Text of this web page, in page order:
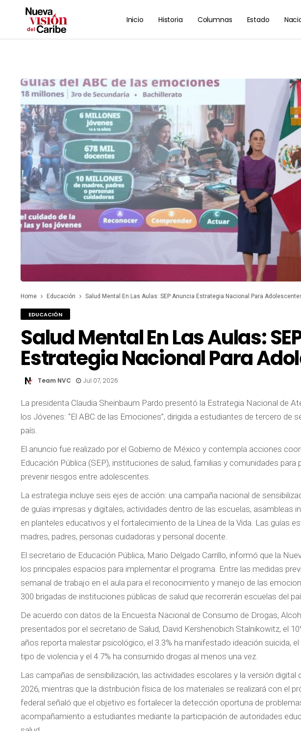
Inicio Historia Columnas Estado
Home Educación Salud Mental En Las Aulas: SEP Anuncia Estrategia Nacional Para
EDUCACIÓN
Salud Mental En Las Aulas:
Estrategia Nacional Para
Team NVC Jul 07, 2026
La presidenta Claudia Sheinbaum Pardo presentó la Estrategia Nacional de
los Jóvenes: “El ABC de las Emociones”, dirigida a estudiantes de tercero de
país.
El anuncio fue realizado por el Gobierno de México y contempla acciones
Educación Pública (SEP), instituciones de salud, familias y comunidades
prevenir riesgos entre adolescentes.
La estrategia incluye seis ejes de acción: una campaña nacional de
de guías impresas y digitales, actividades dentro de las escuelas, asambleas
en planteles educativos y el fortalecimiento de la Línea de la Vida. Las guías
madres, padres, personas cuidadoras y personal docente.
El secretario de Educación Pública, Mario Delgado Carrillo, informó que la
los principales espacios para implementar el programa. Entre las medidas
semanal de trabajo en el aula para el reconocimiento y manejo de las
300 brigadas de instituciones públicas de salud que recorrerán escuelas del
De acuerdo con datos de la Encuesta Nacional de Consumo de Drogas,
presentados por el secretario de Salud, David Kershenobich Stalnikowitz, el
años reporta malestar psicológico, el 3.3% ha manifestado ideación suicida,
tipo de violencia y el 4.7% ha consumido drogas al menos una vez.
Las campañas de sensibilización, las actividades escolares y la versión digital
2026, mientras que la distribución física de los materiales se realizará con el
federal señaló que el objetivo es fortalecer la detección oportuna de
acompañamiento a estudiantes mediante la participación de autoridades